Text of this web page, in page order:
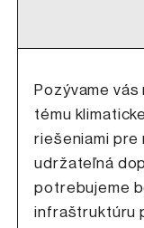
Pozývame
tému
riešeniami pre
udržateľná
potrebujeme
infraštruktúru